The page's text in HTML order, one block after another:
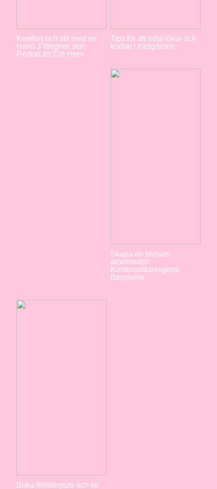
Komfort och stil med en
Hans J Wegner stol:
Perfekt för Ditt Hem
Tips för att odla lökar och
knölar i trädgården
Skapa en trivsam
arbetsmiljö:
Kontorsstädningens
Betydelse
Boka fönsterputs och se